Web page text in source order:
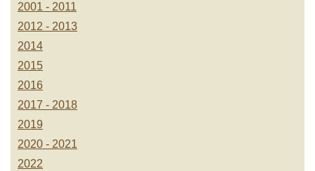
2001 - 2011
2012 - 2013
2014
2015
2016
2017 - 2018
2019
2020 - 2021
2022